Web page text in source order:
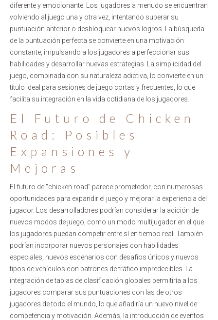
diferente y emocionante. Los jugadores a menudo se encuentran
volviendo al juego una y otra vez, intentando superar su
puntuación anterior o desbloquear nuevos logros. La búsqueda
de la puntuación perfecta se convierte en una motivación
constante, impulsando a los jugadores a perfeccionar sus
habilidades y desarrollar nuevas estrategias. La simplicidad del
juego, combinada con su naturaleza adictiva, lo convierte en un
título ideal para sesiones de juego cortas y frecuentes, lo que
facilita su integración en la vida cotidiana de los jugadores.
El Futuro de Chicken
Road: Posibles
Expansiones y
Mejoras
El futuro de "chicken road" parece prometedor, con numerosas
oportunidades para expandir el juego y mejorar la experiencia del
jugador. Los desarrolladores podrían considerar la adición de
nuevos modos de juego, como un modo multijugador en el que
los jugadores puedan competir entre sí en tiempo real. También
podrían incorporar nuevos personajes con habilidades
especiales, nuevos escenarios con desafíos únicos y nuevos
tipos de vehículos con patrones de tráfico impredecibles. La
integración de tablas de clasificación globales permitiría a los
jugadores comparar sus puntuaciones con las de otros
jugadores de todo el mundo, lo que añadiría un nuevo nivel de
competencia y motivación. Además, la introducción de eventos